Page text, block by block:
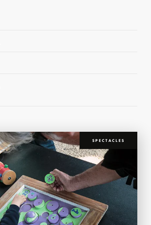
SPECTACLES